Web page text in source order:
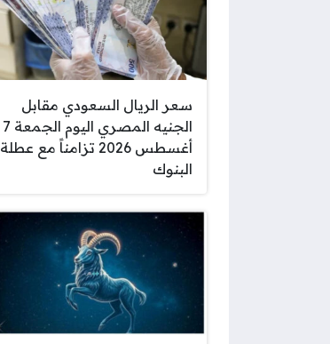
سعر الريال السعودي مقابل
الجنيه المصري اليوم الجمعة 7
أغسطس 2026 تزامناً مع عطلة
البنوك